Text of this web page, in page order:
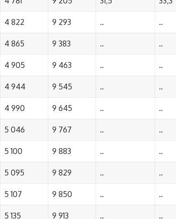
4 822 9 293 .. ..
4 865 9 383 .. ..
4 905 9 463 .. ..
4 944 9 545 .. ..
4 990 9 645 .. ..
5 046 9 767 .. ..
5 100 9 883 .. ..
5 095 9 829 .. ..
5 107 9 850 .. ..
5 135 9 913 .. ..